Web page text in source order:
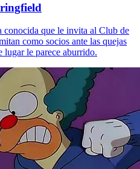
conocida que le invita al Club de
como socios ante las quejas
lugar le parece aburrido.